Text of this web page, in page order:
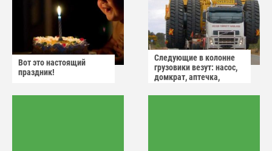
Вот это настоящий
праздник!
Следующие в колонне
грузовики везут: насос,
домкрат, аптечка,